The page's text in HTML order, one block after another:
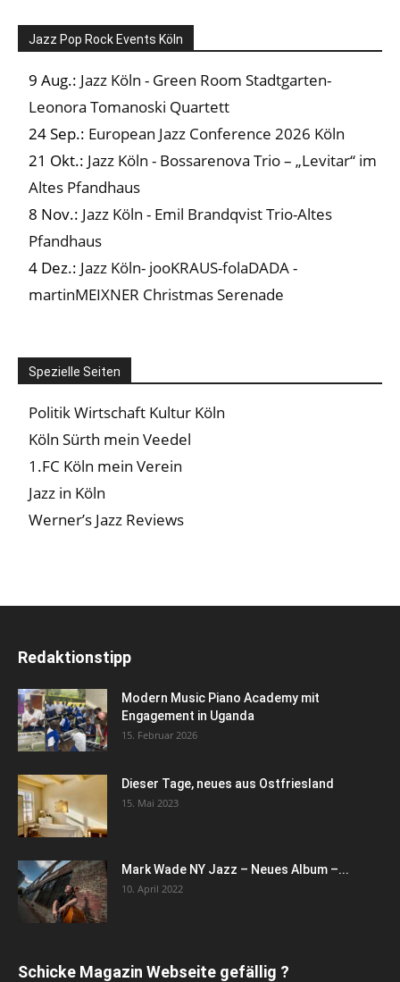
Jazz Pop Rock Events Köln
9 Aug.: Jazz Köln - Green Room Stadtgarten-
Leonora Tomanoski Quartett
24 Sep.: European Jazz Conference 2026 Köln
21 Okt.: Jazz Köln - Bossarenova Trio – „Levitar“ im
Altes Pfandhaus
8 Nov.: Jazz Köln - Emil Brandqvist Trio-Altes
Pfandhaus
4 Dez.: Jazz Köln- jooKRAUS-folaDADA -
martinMEIXNER Christmas Serenade
Spezielle Seiten
Politik Wirtschaft Kultur Köln
Köln Sürth mein Veedel
1.FC Köln mein Verein
Jazz in Köln
Werner’s Jazz Reviews
Redaktionstipp
Modern Music Piano Academy mit
Engagement in Uganda
15. Februar 2026
Dieser Tage, neues aus Ostfriesland
15. Mai 2023
Mark Wade NY Jazz – Neues Album –...
10. April 2022
Schicke Magazin Webseite gefällig ?